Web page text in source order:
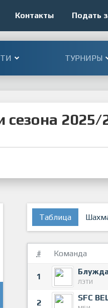
Контакты Подать
ТУРНИРЫ
2025/
Таблица
# Команда
1
ЛЭТИ
2
SFC